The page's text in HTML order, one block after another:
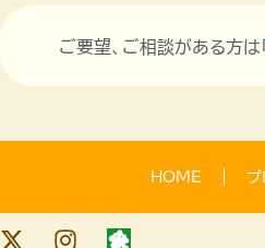
ご要望、ご相談がある方は「
HOME プ